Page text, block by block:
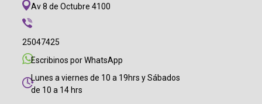
Av 8 de Octubre 4100
25047425
Escribinos por WhatsApp
Lunes a viernes de 10 a 19hrs y Sábados
de 10 a 14 hrs